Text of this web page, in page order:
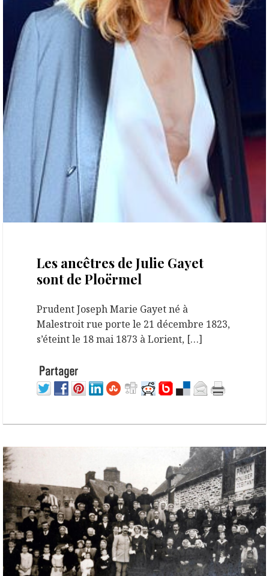
Les ancêtres de Julie Gayet
sont de Ploërmel
Prudent Joseph Marie Gayet né à
Malestroit rue porte le 21 décembre 1823,
s’éteint le 18 mai 1873 à Lorient, […]